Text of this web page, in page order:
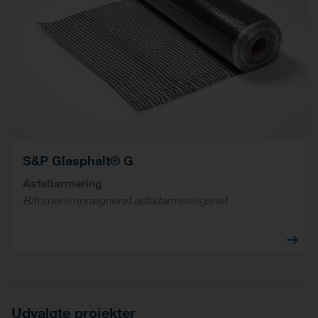
S&P Glasphalt® G
Asfaltarmering
Bitumenimprægneret asfaltarmeringsnet
Udvalgte projekter